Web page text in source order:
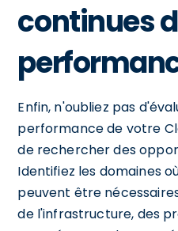
continues
Enfin, n'oubliez pas
performance de votre
de rechercher des
Identifiez les domaines
peuvent être
de l'infrastructure, des